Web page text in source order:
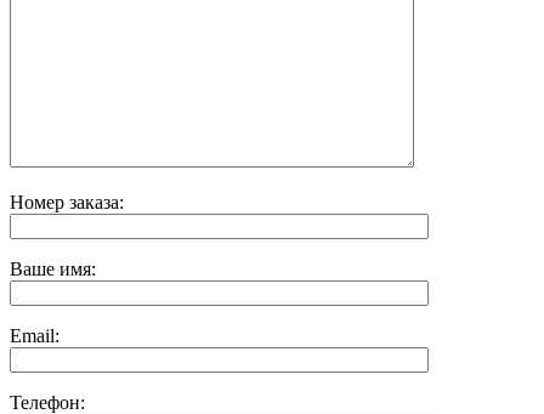
Номер заказа:
Ваше имя:
Email:
Телефон: